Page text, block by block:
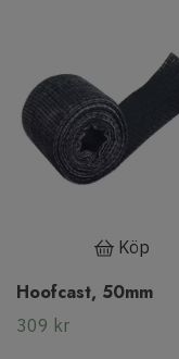
Köp
Hoofcast, 50mm
309 kr